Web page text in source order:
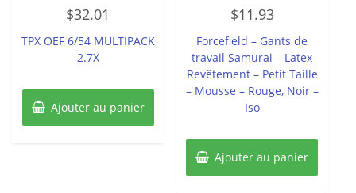
0
sur
$32.01
TPX OEF 6/54 MULTIPACK
2.7X
Ajouter au panier
0
sur
$11.93
Forcefield – Gants de
travail Samurai – Latex
Revêtement – Petit Taille
– Mousse – Rouge, Noir –
Iso
Ajouter au panier